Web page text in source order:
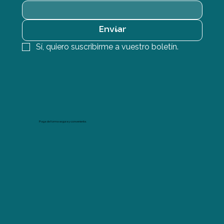
Enviar
Sí, quiero suscribirme a vuestro boletín.
Paga de forma segura y conveniente.